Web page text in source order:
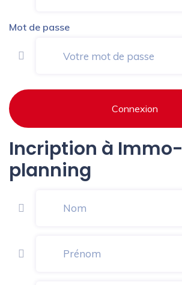
Mot de passe
Connexion
Incription à Immo-
planning